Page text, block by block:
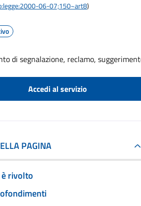
06-07;150~art8)
di segnalazione, reclamo,
Accedi al servizio
PAGINA
rivolto